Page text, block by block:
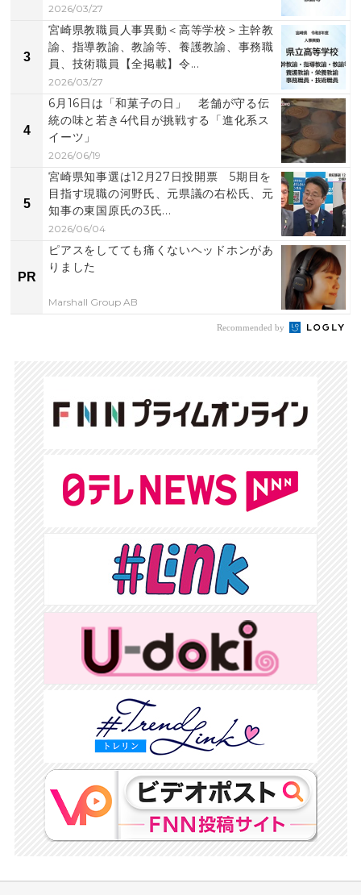
2026/03/27
3
宮崎県教職員人事異動＜高等学校＞主幹教
諭、指導教諭、教諭等、養護教諭、事務職
員、技術職員【全掲載】令...
2026/03/27
4
6月16日は「和菓子の日」 老舗が守る伝
統の味と若き4代目が挑戦する「進化系ス
イーツ」
2026/06/19
5
宮崎県知事選は12月27日投開票 5期目を
目指す現職の河野氏、元県議の右松氏、元
知事の東国原氏の3氏...
2026/06/04
PR
ピアスをしてても痛くないヘッドホンがあ
りました
Marshall Group AB
Recommended by